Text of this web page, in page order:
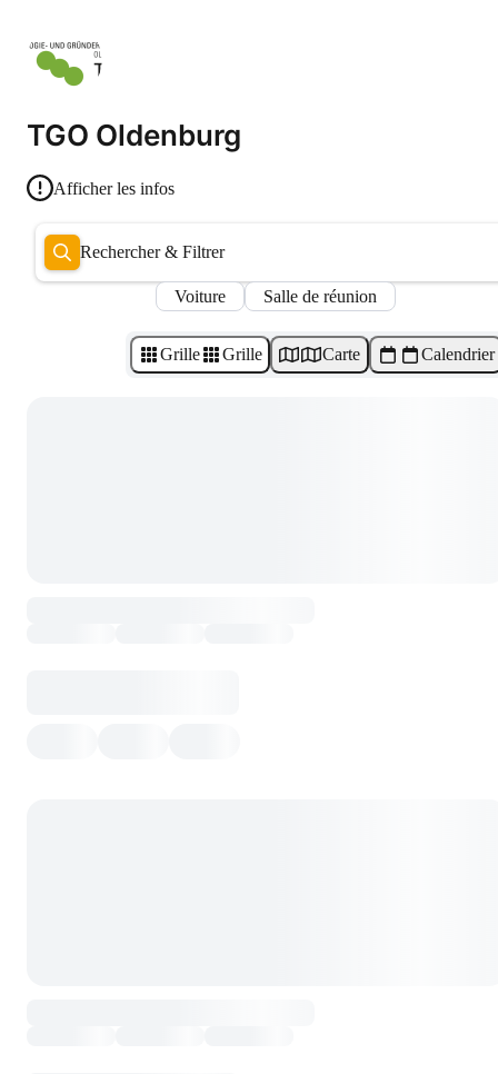
TGO Oldenburg
Afficher les infos
Rechercher & Filtrer
Voiture Salle de réunion
Grille Grille Carte Calendrier